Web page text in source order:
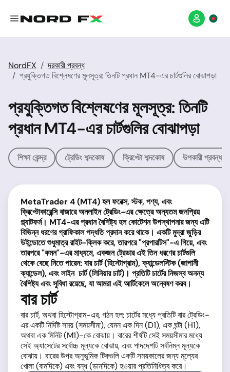
NordFX
দরকারী প্রবন্ধ
প্রযুক্তিগত বিশ্লেষণের মূলসূত্র: তিনটি প্রধান MT4-এর চার্টগুলির বোঝাপড়া
প্রযুক্তিগত বিশ্লেষণের মূলসূত্র: তিনটি
প্রধান MT4-এর চার্টগুলির বোঝাপড়া
শিক্ষা কেন্দ্র ট্রেডিং শব্দকোষ ক্রিপ্টো শব্দকোষ উপকারী
MetaTrader 4 (MT4)হল ফরেক্স, স্টক, পণ্য, এবং
ক্রিপ্টোকারেন্সি বাজারে অনলাইন ট্রেডিং-এর ক্ষেত্রে অন্যতম জনপ্রিয়
প্ল্যাটফর্ম। MT4-এর প্রধান বৈশিষ্ট্য হল কোটেশন উপস্থাপনার জন্য এটি
বিভিন্ন ধরণের গ্রাফিকাল পদ্ধতি প্রদান করে থাকে। একটি মুদ্রা জুড়ির
উইন্ডোতে শুধুমাত্র রাইট-ক্লিক করে,তারপরে "প্রপারটিস"-এ গিয়ে,এবং
তারপরে "কমন"-এর মাধ্যমে,একজন ট্রেডার এই তিন ধরণের চার্টগুলি
থেকে বেছে নিতে পারেন:বার চার্ট (হিস্টোগ্রাম),ক্যান্ডেলস্টিক (জাপানী
ক্যান্ডেল),এবং লাইন চার্ট (লিনিয়ার চার্ট) । প্রতিটি চার্টের নিজস্ব অনন্য
বৈশিষ্ট্য এবং সুবিধা রয়েছে,যা আমরা এই আর্টিকেলে অন্বেষণ করব।
বার চার্ট
বার চার্ট, অথবা হিস্টোগ্রাম-এর, গঠন হল: চার্টের মধ্যে প্রতিটি বার ট্রেডিং-
এর একটি নির্দিষ্ট সময় (সময়সীমা), যেমন এক দিন (D1), এক ঘন্টা (H1),
অথবা এক মিনিট (M1)-কে বোঝায়। বারের শীর্ষটি সেই সময়সীমার মধ্যে
সেই অ্যাসেটের সর্বোচ্চ মূল্যকে বোঝায়, এবং পাদদেশটি সর্বনিম্ন মূল্যকে
বোঝায়। বারের উপর অনুভূমিক টিকগুলি একটি সময়কালের জন্য মূল্যের
খোলা (বামদিকে) এবং বন্ধ (ডানদিকে) হওয়ার প্রতিনিধিত্ব করে।